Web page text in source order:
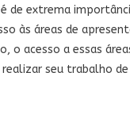
de extrema
às áreas de
o acesso a essas
seu trabalho